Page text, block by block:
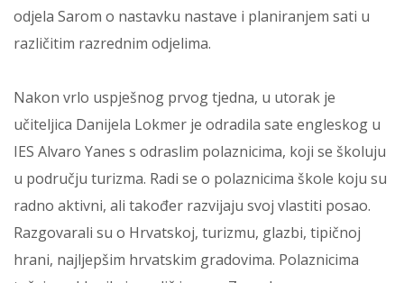
odjela Sarom o nastavku nastave i planiranjem sati u
različitim razrednim odjelima.
Nakon vrlo uspješnog prvog tjedna, u utorak je
učiteljica Danijela Lokmer je odradila sate engleskog u
IES Alvaro Yanes s odraslim polaznicima, koji se školuju
u području turizma. Radi se o polaznicima škole koju su
radno aktivni, ali također razvijaju svoj vlastiti posao.
Razgovarali su o Hrvatskoj, turizmu, glazbi, tipičnoj
hrani, najljepšim hrvatskim gradovima. Polaznicima